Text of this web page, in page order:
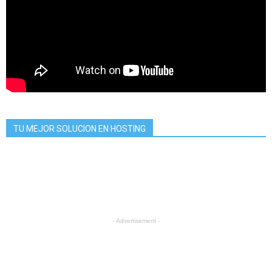
TU MEJOR SOLUCION EN HOSTING
- Advertisement -